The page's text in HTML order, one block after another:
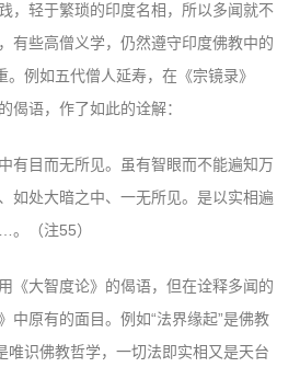
，轻于繁琐的印度名相，所以多闻就不
有些高僧义学，仍然遵守印度佛教中的
例如五代僧人延寿，在《宗镜录》
偈语，作了如此的诠解：
有目而无所见。虽有智眼而不能遍知万
如处大暗之中、一无所见。是以实相遍
（注55）
《大智度论》的偈语，但在诠释多闻的
中原有的面目。例如“法界缘起”是佛教
唯识佛教哲学，一切法即实相又是天台